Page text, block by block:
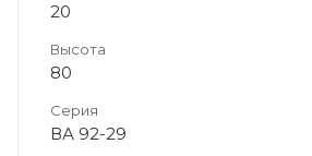
20
Высота
80
Серия
ВА 92-29